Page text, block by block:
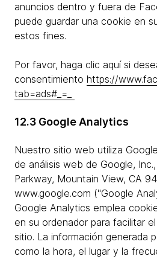
anuncios dentro y fuera de
puede guardar una cookie en
estos fines.
Por favor, haga clic aquí si
consentimiento https://
tab=ads#_=_
12.3 Google Analytics
Nuestro sitio web utiliza
de análisis web de Google,
Parkway, Mountain View, CA
www.google.com ("Google
Google Analytics emplea
en su ordenador para facilitar
sitio. La información generada
como la hora, el lugar y la